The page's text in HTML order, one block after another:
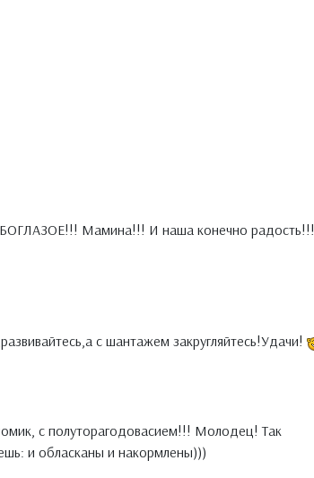
Мамина!!! И наша конечно радость!!!
с шантажем закругляйтесь!Удачи!
с полуторагодовасием!!! Молодец! Так
и обласканы и накормлены)))